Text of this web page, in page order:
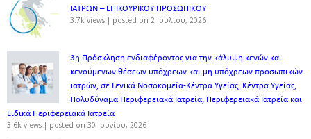
ΙΑΤΡΩΝ – ΕΠΙΚΟΥΡΙΚΟΥ ΠΡΟΣΩΠΙΚOY
3.7k views | posted on 2 Ιουλίου, 2026
3η Πρόσκληση ενδιαφέροντος για την κάλυψη κενών και
κενούμενων θέσεων υπόχρεων και μη υπόχρεων προσωπικών
ιατρών, σε Γενικά Νοσοκομεία-Κέντρα Υγείας, Κέντρα Υγείας,
Πολυδύναμα Περιφερειακά Ιατρεία, Περιφερειακά Ιατρεία και
Ειδικά Περιφερειακά Ιατρεία
3.6k views | posted on 30 Ιουνίου, 2026